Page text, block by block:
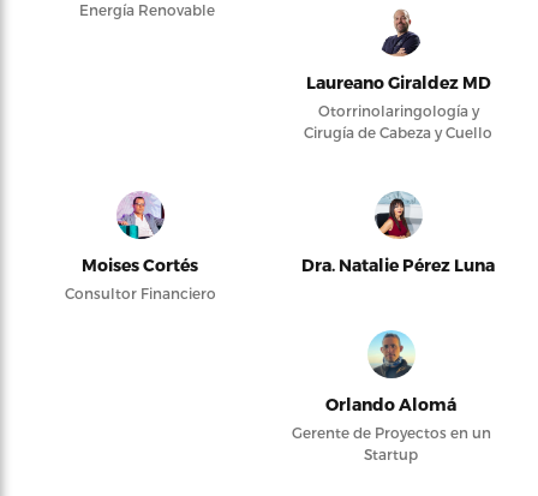
Energía Renovable
Laureano Giraldez MD
Otorrinolaringología y
Cirugía de Cabeza y Cuello
Moises Cortés
Consultor Financiero
Dra. Natalie Pérez Luna
Orlando Alomá
Gerente de Proyectos en un
Startup